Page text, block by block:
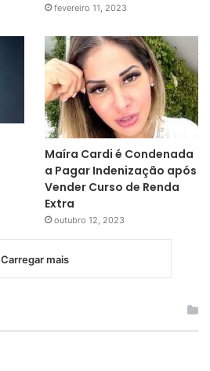
fevereiro 11, 2023
Maíra Cardi é Condenada
a Pagar Indenização após
Vender Curso de Renda
Extra
outubro 12, 2023
Carregar mais